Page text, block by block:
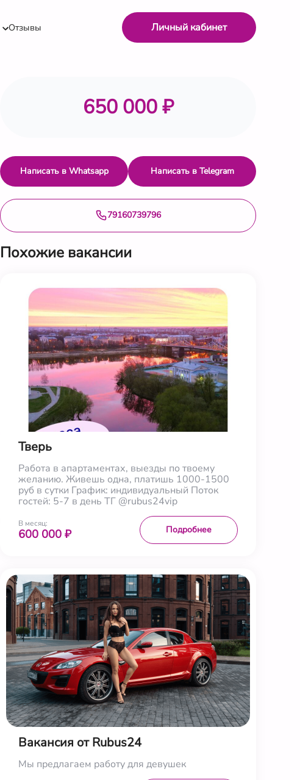
Отзывы Личный кабинет
650 000 ₽
Написать в Whatsapp Написать в Telegram
79160739796
Похожие вакансии
Тверь
Работа в апартаментах, выезды по твоему
желанию. Живешь одна, платишь 1000-1500
руб в сутки График: индивидуальный Поток
гостей: 5-7 в день ТГ @rubus24vip
В месяц:
600 000 ₽ Подробнее
Вакансия от Rubus24
Мы предлагаем работу для девушек